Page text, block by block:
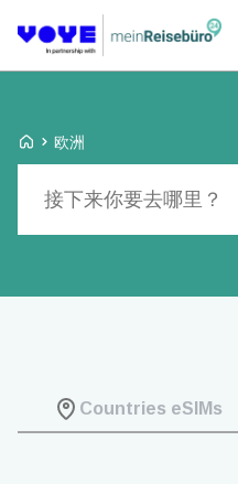
Voye Homepage
欧洲
Countries eSIMs